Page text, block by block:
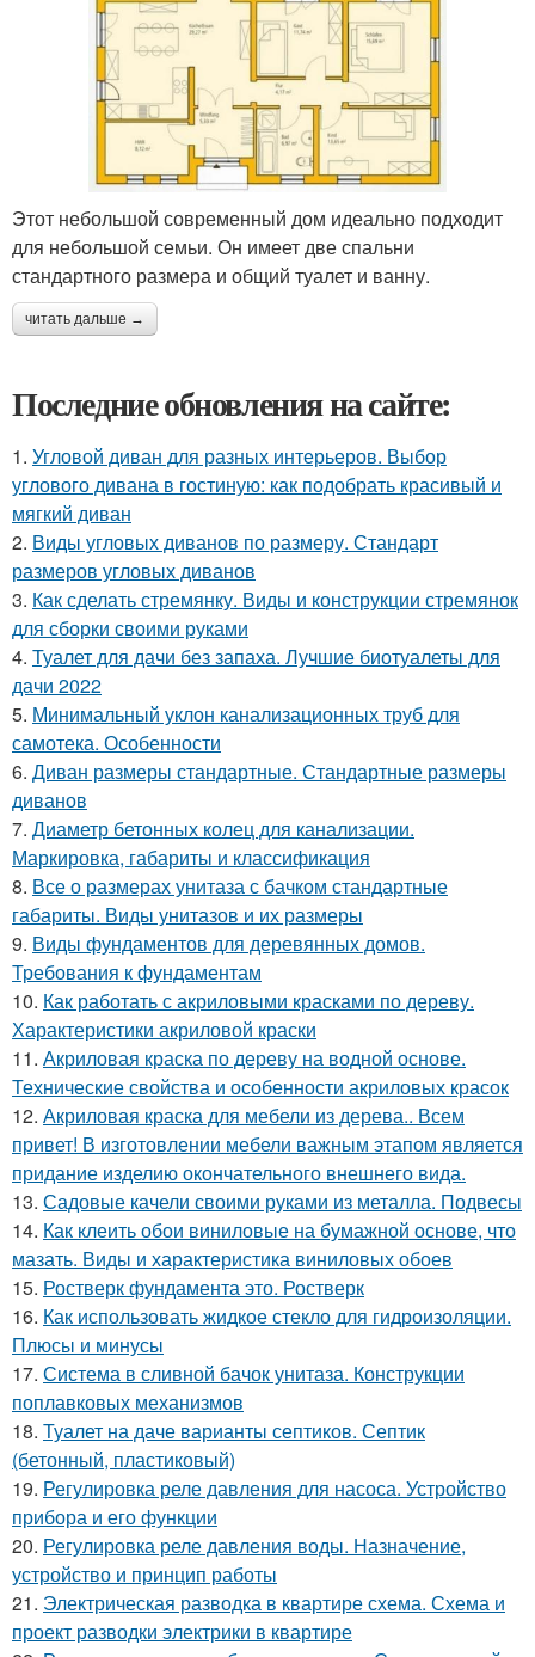
Этот небольшой современный дом идеально подходит
для небольшой семьи. Он имеет две спальни
стандартного размера и общий туалет и ванну.
читать дальше →
Последние обновления на сайте:
1. Угловой диван для разных интерьеров. Выбор
углового дивана в гостиную: как подобрать красивый и
мягкий диван
2. Виды угловых диванов по размеру. Стандарт
размеров угловых диванов
3. Как сделать стремянку. Виды и конструкции стремянок
для сборки своими руками
4. Туалет для дачи без запаха. Лучшие биотуалеты для
дачи 2022
5. Минимальный уклон канализационных труб для
самотека. Особенности
6. Диван размеры стандартные. Стандартные размеры
диванов
7. Диаметр бетонных колец для канализации.
Маркировка, габариты и классификация
8. Все о размерах унитаза с бачком стандартные
габариты. Виды унитазов и их размеры
9. Виды фундаментов для деревянных домов.
Требования к фундаментам
10. Как работать с акриловыми красками по дереву.
Характеристики акриловой краски
11. Акриловая краска по дереву на водной основе.
Технические свойства и особенности акриловых красок
12. Акриловая краска для мебели из дерева.. Всем
привет! В изготовлении мебели важным этапом является
придание изделию окончательного внешнего вида.
13. Садовые качели своими руками из металла. Подвесы
14. Как клеить обои виниловые на бумажной основе, что
мазать. Виды и характеристика виниловых обоев
15. Ростверк фундамента это. Ростверк
16. Как использовать жидкое стекло для гидроизоляции.
Плюсы и минусы
17. Система в сливной бачок унитаза. Конструкции
поплавковых механизмов
18. Туалет на даче варианты септиков. Септик
(бетонный, пластиковый)
19. Регулировка реле давления для насоса. Устройство
прибора и его функции
20. Регулировка реле давления воды. Назначение,
устройство и принцип работы
21. Электрическая разводка в квартире схема. Схема и
проект разводки электрики в квартире